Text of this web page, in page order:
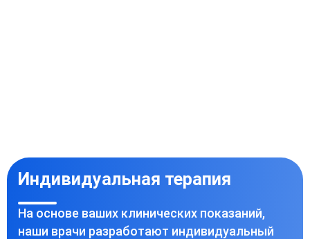
Индивидуальная терапия
На основе ваших клинических показаний,
наши врачи разработают индивидуальный